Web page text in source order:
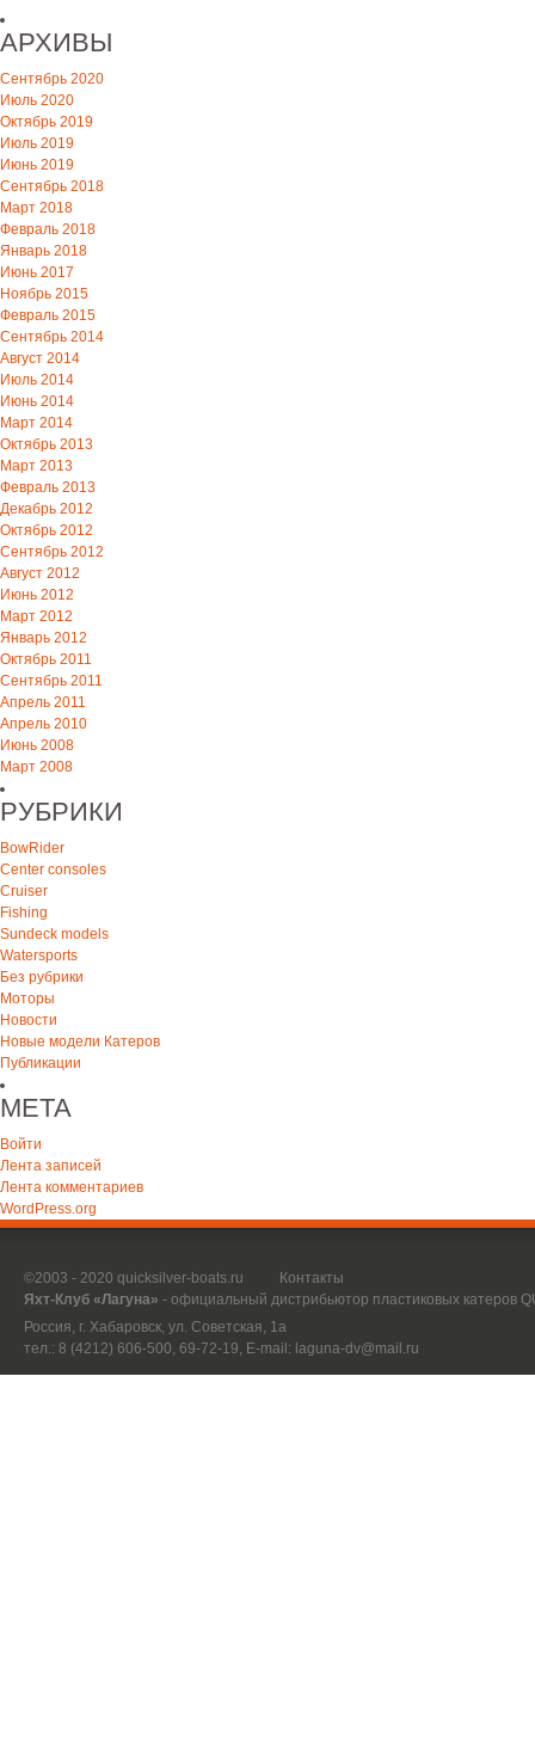
АРХИВЫ
Сентябрь 2020
Июль 2020
Октябрь 2019
Июль 2019
Июнь 2019
Сентябрь 2018
Март 2018
Февраль 2018
Январь 2018
Июнь 2017
Ноябрь 2015
Февраль 2015
Сентябрь 2014
Август 2014
Июль 2014
Июнь 2014
Март 2014
Октябрь 2013
Март 2013
Февраль 2013
Декабрь 2012
Октябрь 2012
Сентябрь 2012
Август 2012
Июнь 2012
Март 2012
Январь 2012
Октябрь 2011
Сентябрь 2011
Апрель 2011
Апрель 2010
Июнь 2008
Март 2008
РУБРИКИ
BowRider
Center consoles
Cruiser
Fishing
Sundeck models
Watersports
Без рубрики
Моторы
Новости
Новые модели Катеров
Публикации
МЕТА
Войти
Лента записей
Лента комментариев
WordPress.org
©2003 - 2020 quicksilver-boats.ru
Контакты
Яхт-Клуб «Лагуна» - официальный дистрибьютор пластиковых катеров
Россия, г. Хабаровск, ул. Советская, 1а
тел.: 8 (4212) 606-500, 69-72-19, E-mail: laguna-dv@mail.ru